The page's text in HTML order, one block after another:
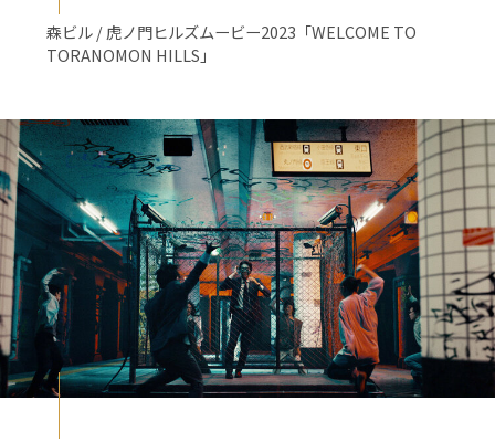
森ビル / 虎ノ門ヒルズムービー2023「WELCOME TO
TORANOMON HILLS」